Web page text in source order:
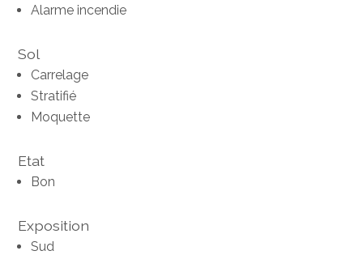
Alarme incendie
Sol
Carrelage
Stratifié
Moquette
Etat
Bon
Exposition
Sud